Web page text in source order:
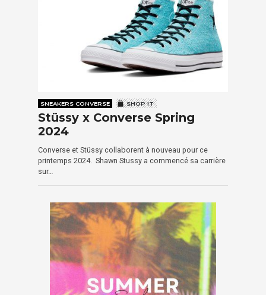
SNEAKERS CONVERSE SHOP IT
Stüssy x Converse Spring
2024
Converse et Stüssy collaborent à nouveau pour ce
printemps 2024. Shawn Stussy a commencé sa carrière
sur…